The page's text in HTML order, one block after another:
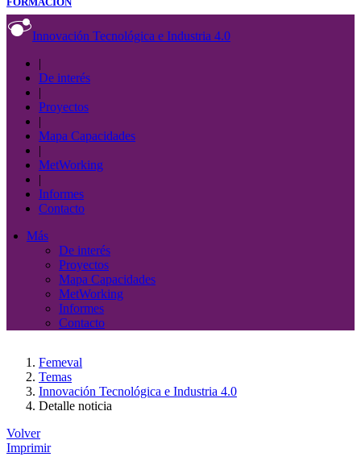
Innovación Tecnológica e Industria 4.0
|
De interés
|
Proyectos
|
Mapa Capacidades
|
MetWorking
|
Informes
Contacto
Más
De interés
Proyectos
Mapa Capacidades
MetWorking
Informes
Contacto
Femeval
Temas
Innovación Tecnológica e Industria 4.0
Detalle noticia
Volver
Imprimir